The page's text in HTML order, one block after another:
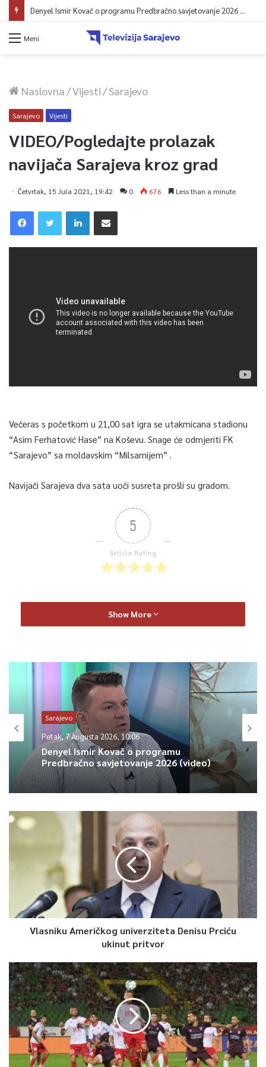
Denyel Ismir Kovač o programu Predbračno savjetovanje 2026 (video)
Meni
Naslovna/Vijesti/Sarajevo
Sarajevo Vijesti
VIDEO/Pogledajte prolazak
navijača Sarajeva kroz grad
Četvrtak, 15 Jula 2021, 19:42 0 676 Less than a minute
Večeras s početkom u 21,00 sat igra se utakmicana stadionu
“Asim Ferhatović Hase” na Koševu. Snage će odmjeriti FK
“Sarajevo” sa moldavskim “Milsamijem” .
Navijači Sarajeva dva sata uoči susreta prošli su gradom.
5
Article Rating
Show More
Sarajevo
Petak, 7 Augusta 2026, 10:06
Denyel Ismir Kovač o programu
Predbračno savjetovanje 2026 (video)
Vlasniku Američkog univerziteta Denisu Prciću
ukinut pritvor